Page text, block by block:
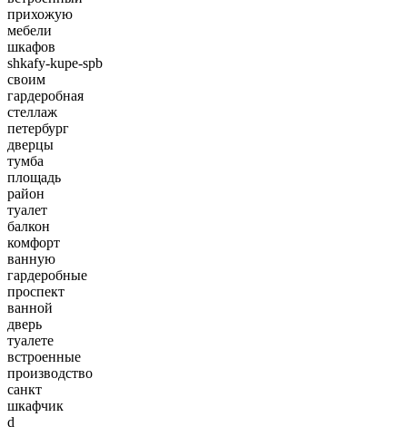
прихожую
мебели
шкафов
shkafy-kupe-spb
своим
гардеробная
стеллаж
петербург
дверцы
тумба
площадь
район
туалет
балкон
комфорт
ванную
гардеробные
проспект
ванной
дверь
туалете
встроенные
производство
санкт
шкафчик
d